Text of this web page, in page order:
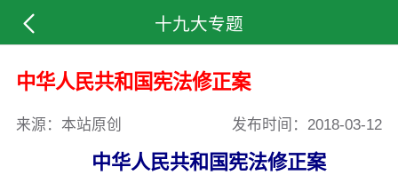
十九大专题
中华人民共和国宪法修正案
发布时间： 2018-03-12
来源：本站原创
中华人民共和国宪法修正案